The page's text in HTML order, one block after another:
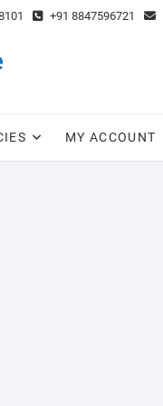
+91 8847596721
MY ACCOUNT